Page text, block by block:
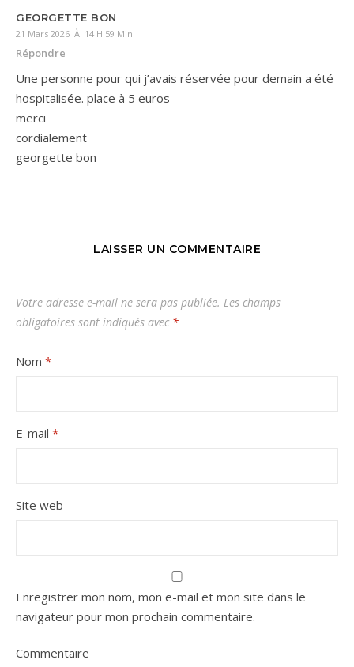
GEORGETTE BON
21 Mars 2026 À 14 H 59 Min
Répondre
Une personne pour qui j’avais réservée pour demain a été
hospitalisée. place à 5 euros
merci
cordialement
georgette bon
LAISSER UN COMMENTAIRE
Votre adresse e-mail ne sera pas publiée. Les champs
obligatoires sont indiqués avec *
Nom *
E-mail *
Site web
Enregistrer mon nom, mon e-mail et mon site dans le
navigateur pour mon prochain commentaire.
Commentaire